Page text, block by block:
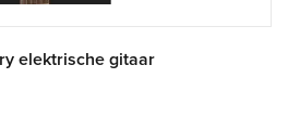
elektrische gitaar